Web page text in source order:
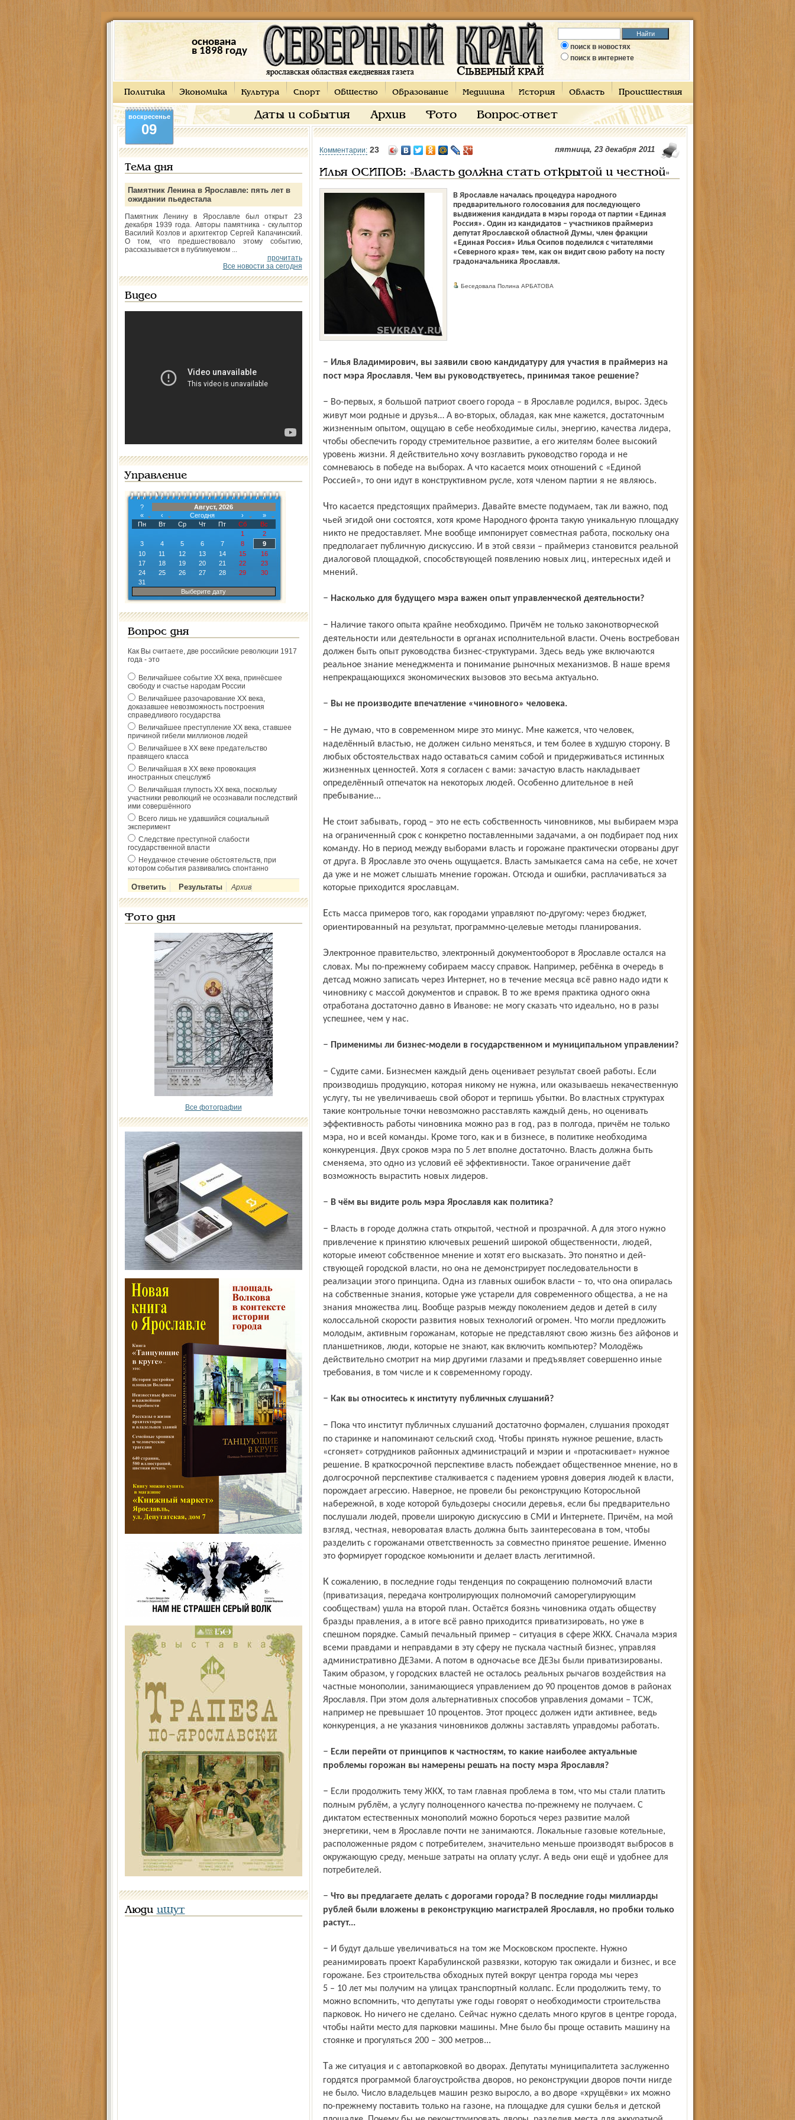
основана
в 1898 году
поиск в новостях
поиск в интернете
Политика Экономика Культура Спорт Общество Образование Медицина История Область Происшествия
Даты и события Архив Фото Вопрос-ответ
воскресенье
09
Тема дня
Памятник Ленина в Ярославле: пять лет в
ожидании пьедестала
Памятник Ленину в Ярославле был открыт 23
декабря 1939 года. Авторы памятника - скульптор
Василий Козлов и архитектор Сергей Капачинский.
О том, что предшествовало этому событию,
рассказывается в публикуемом ...
прочитать
Все новости за сегодня
Видео
Управление
?
Август, 2026
«
‹ Сегодня ›
»
Пн
Вт Ср Чт Пт Сб
Вс
1
2
3
4 5 6 7 8
9
10
11 12 13 14 15
16
17
18 19 20 21 22
23
24
25 26 27 28 29
30
31
Выберите дату
Вопрос дня
Как Вы считаете, две российские революции 1917
года - это
Величайшее событие ХХ века, принёсшее
свободу и счастье народам России
Величайшее разочарование ХХ века,
доказавшее невозможность построения
справедливого государства
Величайшее преступление ХХ века, ставшее
причиной гибели миллионов людей
Величайшее в ХХ веке предательство
правящего класса
Величайшая в ХХ веке провокация
иностранных спецслужб
Величайшая глупость ХХ века, поскольку
участники революций не осознавали последствий
ими совершённого
Всего лишь не удавшийся социальный
эксперимент
Следствие преступной слабости
государственной власти
Неудачное стечение обстоятельств, при
котором события развивались спонтанно
Архив
Фото дня
Все фотографии
Люди ищут
Комментарии: 23 пятница, 23 декабря 2011
Илья ОСИПОВ: «Власть должна стать открытой и честной»
В Ярославле началась процедура народного
предварительного голосования для последующего
выдвижения кандидата в мэры города от партии «Единая
Россия». Один из кандидатов – участников праймериз
депутат Ярославской областной Думы, член фракции
«Единая Россия» Илья Осипов поделился с читателями
«Северного края» тем, как он видит свою работу на посту
градоначальника Ярославля.
Беседовала Полина АРБАТОВА
Илья Владимирович, вы заявили свою кандидатуру для участия в праймериз на
пост мэра Ярославля. Чем вы руководствуетесь, принимая такое решение?
– Во-первых, я большой патриот своего города – в Ярославле родился, вырос. Здесь
живут мои родные и друзья… А во-вторых, обладая, как мне кажется, достаточным
жизненным опытом, ощущаю в себе необходимые силы, энергию, качества лидера,
чтобы обеспечить городу стремительное развитие, а его жителям более высокий
уровень жизни. Я действительно хочу возглавить руководство города и не
сомневаюсь в победе на выборах. А что касается моих отношений с «Единой
Россией», то они идут в конструктивном русле, хотя членом партии я не являюсь.
Что касается предстоящих праймериз. Давайте вместе подумаем, так ли важно, под
чьей эгидой они состоятся, хотя кроме Народного фронта такую уникальную площадку
никто не предоставляет. Мне вообще импонирует совместная работа, поскольку она
предполагает публичную дискуссию. И в этой связи – праймериз становится реальной
диалоговой площадкой, способствующей появлению новых лиц, интересных идей и
мнений.
Насколько для будущего мэра важен опыт управленческой деятельности?
– Наличие такого опыта крайне необходимо. Причём не только законотворческой
деятельности или деятельности в органах исполнительной власти. Очень востребован
должен быть опыт руководства бизнес-структурами. Здесь ведь уже включаются
реальное знание менеджмента и понимание рыночных механизмов. В наше время
непрекращающихся экономических вызовов это весьма актуально.
Вы не производите впечатление «чиновного» человека.
– Не думаю, что в современном мире это минус. Мне кажется, что человек,
наделённый властью, не должен сильно меняться, и тем более в худшую сторону. В
любых обстоятель­ствах надо оставаться самим собой и придерживаться истинных
жизненных ценностей. Хотя я согласен с вами: зачастую власть накладывает
определённый отпечаток на некоторых людей. Особенно длительное в ней
пребывание...
Не стоит забывать, город – это не есть собственность чиновников, мы выбираем мэра
на ограниченный срок с конкретно поставленными задачами, а он подбирает под них
коман­ду. Но в период между выборами власть и горожане практически оторваны друг
от друга. В Ярославле это очень ощущается. Власть замыкается сама на себе, не хочет
да уже и не может слышать мнение горожан. Отсюда и ошибки, расплачиваться за
которые приходится ярославцам.
Есть масса примеров того, как городами управляют по-другому: через бюджет,
ориентированный на результат, программно-целевые методы планирования.
Электронное правитель­ство, электронный документооборот в Ярославле остался на
словах. Мы по-прежнему собираем массу справок. Например, ребёнка в очередь в
детсад можно записать через Интернет, но в течение месяца всё равно надо идти к
чиновнику с массой документов и справок. В то же время практика одного окна
отработана достаточно давно в Иванове: не могу сказать что идеально, но в разы
успешнее, чем у нас.
Применимы ли бизнес-модели в государственном и муниципальном управлении?
– Судите сами. Бизнесмен каждый день оценивает результат своей работы. Если
производишь продукцию, которая никому не нужна, или оказываешь некачественную
услугу, ты не увеличиваешь свой оборот и терпишь убытки. Во властных структурах
такие контрольные точки невозможно расставлять каждый день, но оценивать
эффективность работы чиновника можно раз в год, раз в полгода, причём не только
мэра, но и всей команды. Кроме того, как и в бизнесе, в политике необходима
конкуренция. Двух сроков мэра по 5 лет вполне достаточно. Власть должна быть
сменяема, это одно из условий её эффективности. Такое ограничение даёт
возможность вырастить новых лидеров.
В чём вы видите роль мэра Ярославля как политика?
– Власть в городе должна стать открытой, честной и прозрачной. А для этого нужно
привлечение к принятию ключевых решений широкой общественности, людей,
которые имеют собственное мнение и хотят его высказать. Это понятно и дей­
ствующей городской власти, но она не демонстрирует последовательности в
реализации этого принципа. Одна из главных ошибок власти – то, что она опиралась
на собственные знания, которые уже устарели для современного общества, а не на
знания множества лиц. Вообще разрыв между поколением дедов и детей в силу
колоссальной скорости развития новых технологий огромен. Что могли предложить
молодым, активным горожанам, которые не представляют свою жизнь без айфонов и
планшетников, люди, которые не знают, как включить компьютер? Молодёжь
действительно смотрит на мир другими глазами и предъявляет совершенно иные
требования, в том числе и к современному городу.
Как вы относитесь к ин­ституту публичных слушаний?
– Пока что институт публичных слушаний достаточно формален, слушания проходят
по старинке и напоминают сельский сход. Чтобы принять нужное решение, власть
«сгоняет» сотрудников районных администраций и мэрии и «протаскивает» нужное
решение. В краткосрочной перспективе власть побеждает общественное мнение, но в
долгосрочной пер­спективе сталкивается с падением уровня доверия людей к власти,
порождает агрессию. Наверное, не провели бы реконструкцию Которосльной
набережной, в ходе которой бульдозеры сносили деревья, если бы предварительно
послушали людей, провели широкую дискуссию в СМИ и Интернете. Причём, на мой
взгляд, честная, невороватая власть должна быть заинтересована в том, чтобы
разделить с горожанами ответственность за совместно принятое решение. Именно
это формирует городское комьюнити и делает власть легитимной.
К сожалению, в последние годы тенденция по сокращению полномочий власти
(приватизация, передача контролирующих полномочий саморегулирующим
сообществам) ушла на второй план. Остаётся боязнь чиновника отдать обществу
бразды правления, а в итоге всё равно приходится приватизировать, но уже в
спешном порядке. Самый печальный пример – ситуация в сфере ЖКХ. Сначала мэрия
всеми правдами и неправдами в эту сферу не пускала частный бизнес, управляя
административно ДЕЗами. А потом в одночасье все ДЕЗы были приватизированы.
Таким образом, у городских властей не осталось реальных рычагов воздействия на
частные монополии, занимающиеся управлением до 90 процентов домов в районах
Яро­славля. При этом доля альтернативных способов управления домами – ТСЖ,
например не превышает 10 процентов. Этот процесс должен идти активнее, ведь
конкуренция, а не указания чиновников должны заставлять управдомы работать.
Если перейти от принципов к частностям, то какие наиболее актуальные
проблемы горожан вы намерены решать на посту мэра Яро­славля?
– Если продолжить тему ЖКХ, то там главная проблема в том, что мы стали платить
полным рублём, а услугу полноценного качества по-прежнему не получаем. С
диктатом естест­венных монополий можно бороться через развитие малой
энергетики, чем в Ярославле почти не занимаются. Локальные газовые котельные,
расположенные рядом с потребителем, значительно меньше производят выбросов в
окружающую среду, меньше затраты на оплату услуг. А ведь они ещё и удобнее для
потребителей.
Что вы предлагаете делать с дорогами города? В последние годы миллиарды
рублей были вложены в реконструкцию магистралей Ярославля, но пробки только
растут...
– И будут дальше увеличиваться на том же Московском проспекте. Нужно
реанимировать проект Карабулинской развязки, которую так ожидали и бизнес, и все
горожане. Без строительства обходных путей вокруг центра города мы через
5 – 10 лет мы получим на улицах транспортный коллапс. Если продолжить тему, то
можно вспомнить, что депутаты уже годы говорят о необходимости строительства
парковок. Но ничего не сделано. Сейчас нужно сделать много кругов в центре города,
чтобы найти место для парковки машины. Мне было бы проще оставить машину на
стоянке и прогуляться 200 – 300 метров...
Та же ситуация и с автопарковкой во дворах. Депутаты муниципалитета заслуженно
гордятся программой благоустройства дворов, но реконструкции дворов почти нигде
не было. Число владельцев машин резко выросло, а во дворе «хрущёвки» их можно
по-прежнему поставить только на газоне, на площадке для сушки белья и детской